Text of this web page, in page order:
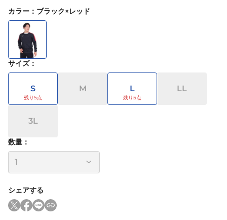
カラー ： ブラック×レッド
サイズ：
S M L LL
3L
数量：
シェアする